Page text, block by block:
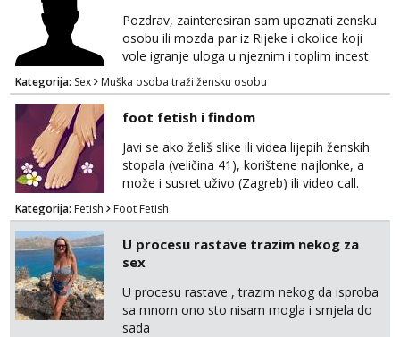
Pozdrav, zainteresiran sam upoznati zensku
osobu ili mozda par iz Rijeke i okolice koji
vole igranje uloga u njeznim i toplim incest
pricama, izgled nebitan, bitno je da znas sto
zelis i da se volis zabavljati. Javitese na mail,
viber, wapp ili zovite. Samo ozbiljni, hvala
Kategorija: Sex Muška osoba traži žensku osobu
foot fetish i findom
Javi se ako želiš slike ili videa lijepih ženskih
stopala (veličina 41), korištene najlonke, a
može i susret uživo (Zagreb) ili video call.
Mlada sam, lijepa i obrazovana te spremna za
dogovore i ispunjavanje želja. Molim samo
ozbiljni, spremni na dugoročnu suradnju i koji
mogu adekvatno platiti ono što nudim. :)
Također me zanima i findom Javite se sa
svojim željama i ponudama.
Kategorija: Fetish Foot Fetish
U procesu rastave trazim nekog za
sex
U procesu rastave , trazim nekog da isproba
sa mnom ono sto nisam mogla i smjela do
sada